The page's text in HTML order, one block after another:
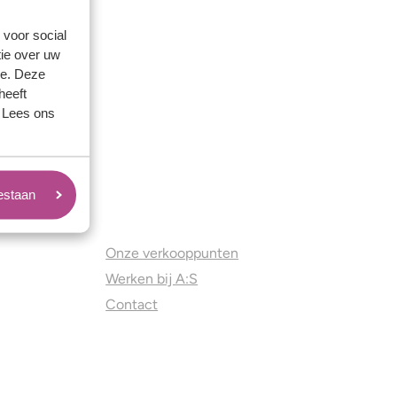
voor social
over uw
Deze
ons
Onze verkooppunten
Werken bij A:S
Contact